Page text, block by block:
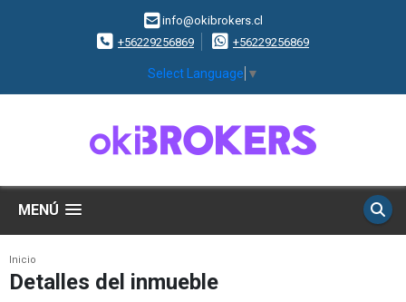
info@okibrokers.cl
+56229256869
+56229256869
Select Language ▼
MENÚ
Inicio
Detalles del inmueble